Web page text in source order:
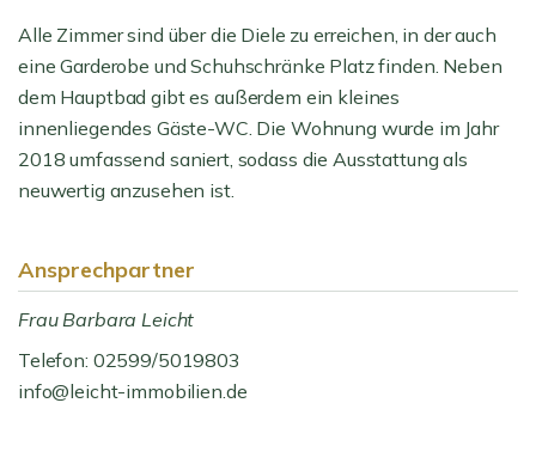
Alle Zimmer sind über die Diele zu erreichen, in der auch
eine Garderobe und Schuhschränke Platz finden. Neben
dem Hauptbad gibt es außerdem ein kleines
innenliegendes Gäste-WC. Die Wohnung wurde im Jahr
2018 umfassend saniert, sodass die Ausstattung als
neuwertig anzusehen ist.
Ansprechpartner
Frau Barbara Leicht
Telefon: 02599/5019803
info@leicht-immobilien.de